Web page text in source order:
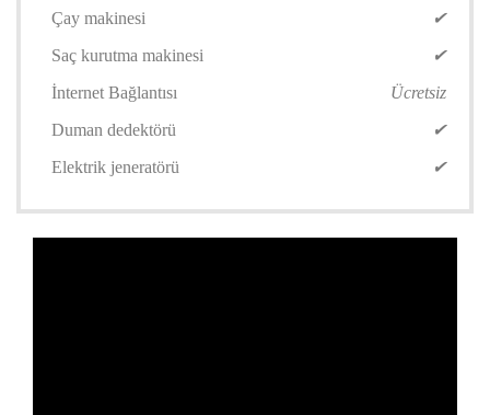
Çay makinesi
✔
Saç kurutma makinesi
✔
İnternet Bağlantısı
Ücretsiz
Duman dedektörü
✔
Elektrik jeneratörü
✔